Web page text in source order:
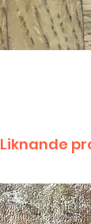
Liknande